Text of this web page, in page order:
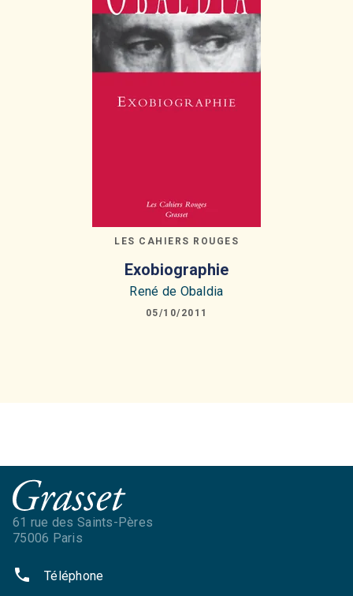
LES CAHIERS ROUGES
Exobiographie
René de Obaldia
05/10/2011
61 rue des Saints-Pères
75006 Paris
phone Téléphone